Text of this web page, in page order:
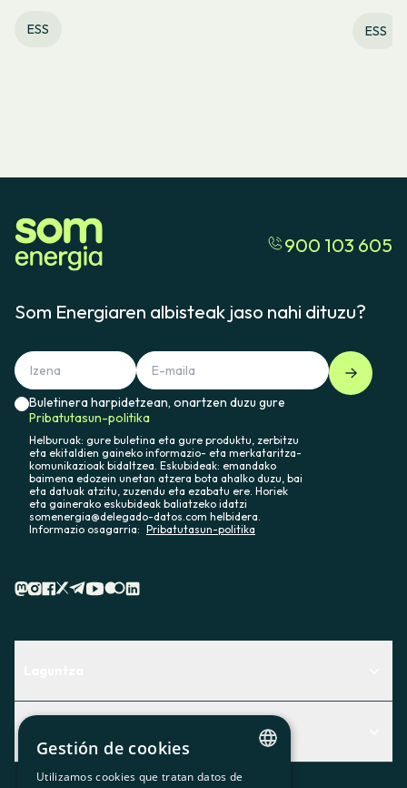
ESS ESS
900 103 605
Som Energiaren albisteak jaso nahi dituzu?
Buletinera harpidetzean, onartzen duzu gure
Pribatutasun-politika
Helburuak: gure buletina eta gure produktu, zerbitzu
eta ekitaldien gaineko informazio- eta merkataritza-
komunikazioak bidaltzea. Eskubideak: emandako
baimena edozein unetan atzera bota ahalko duzu, bai
eta datuak atzitu, zuzendu eta ezabatu ere. Horiek
eta gainerako eskubideak baliatzeko idatzi
somenergia@delegado-datos.com helbidera.
Informazio osagarria: Pribatutasun-politika
Aurkitu zerbitzurik egokiena zuretzat
Contacto
Albisteak
CATALAN
Gestión de cookies
Utilizamos cookies que tratan datos de